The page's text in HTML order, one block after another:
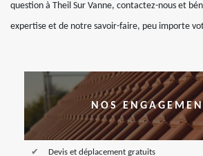
question à Theil Sur Vanne, contactez-nous et
expertise et de notre savoir-faire, peu importe
NOS
Devis et déplacement gratuits